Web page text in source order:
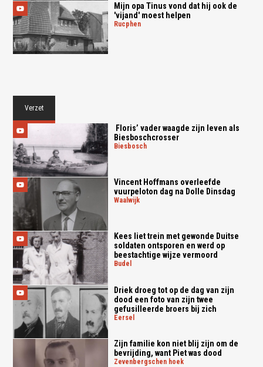
Mijn opa Tinus vond dat hij ook de
'vijand' moest helpen
rucphen
Verzet
Floris’ vader waagde zijn leven als
Biesboschcrosser
biesbosch
Vincent Hoffmans overleefde
vuurpeloton dag na Dolle Dinsdag
waalwijk
Kees liet trein met gewonde Duitse
soldaten ontsporen en werd op
beestachtige wijze vermoord
budel
Driek droeg tot op de dag van zijn
dood een foto van zijn twee
gefusilleerde broers bij zich
eersel
Zijn familie kon niet blij zijn om de
bevrijding, want Piet was dood
zevenbergschen hoek